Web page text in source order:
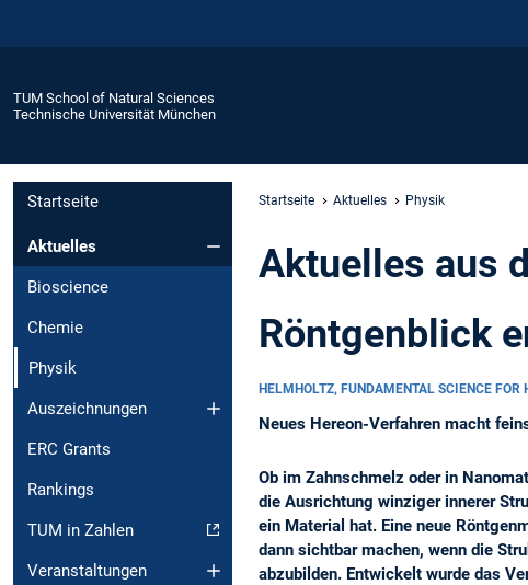
TUM School of Natural Sciences
Technische Universität München
Startseite
Aktuelles
Bioscience
Chemie
Physik
Auszeichnungen
ERC Grants
Rankings
TUM in Zahlen
Veranstaltungen
Startseite Aktuelles Physik
Aktuelles aus
Röntgenblick
HELMHOLTZ, FUNDAMENTAL SCIENCE FOR
Neues Hereon-Verfahren macht
Ob im Zahnschmelz oder in
die Ausrichtung winziger innerer
ein Material hat. Eine neue
dann sichtbar machen, wenn die
abzubilden. Entwickelt wurde das